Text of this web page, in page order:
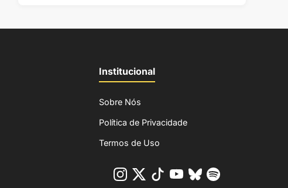
Institucional
Sobre Nós
Política de Privacidade
Termos de Uso